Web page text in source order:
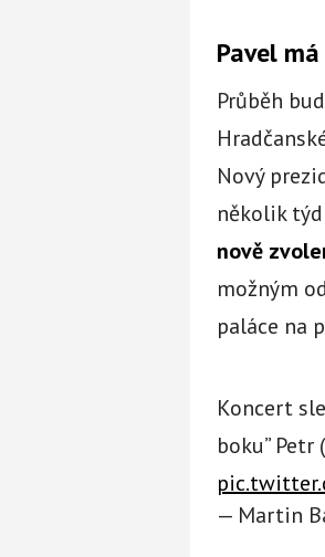
Pavel
Průběh
Nový
několik
nově
možným
paláce na
Koncert
boku”
— Martin